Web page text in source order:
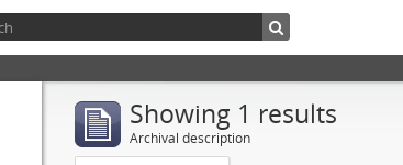
Showing 1 results
Archival description